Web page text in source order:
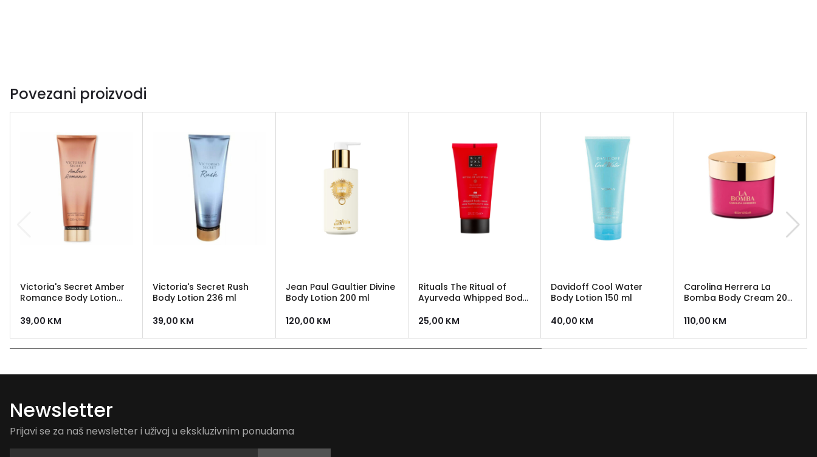
Povezani proizvodi
Victoria's Secret Amber
Romance Body Lotion
39,00 KM
Victoria's Secret Rush
Body Lotion 236 ml
39,00 KM
Jean Paul Gaultier Divine
Body Lotion 200 ml
120,00 KM
Rituals The Ritual of
Ayurveda Whipped Body
25,00 KM
Davidoff Cool Water
Body Lotion 150 ml
40,00 KM
Carolina Herrera La
Bomba Body Cream 200
110,00 KM
Newsletter
Prijavi se za naš newsletter i uživaj u ekskluzivnim ponudama